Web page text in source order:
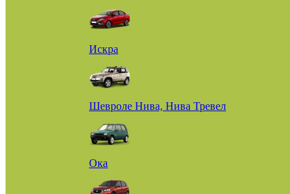
Искра
Шевроле Нива, Нива Тревел
Ока